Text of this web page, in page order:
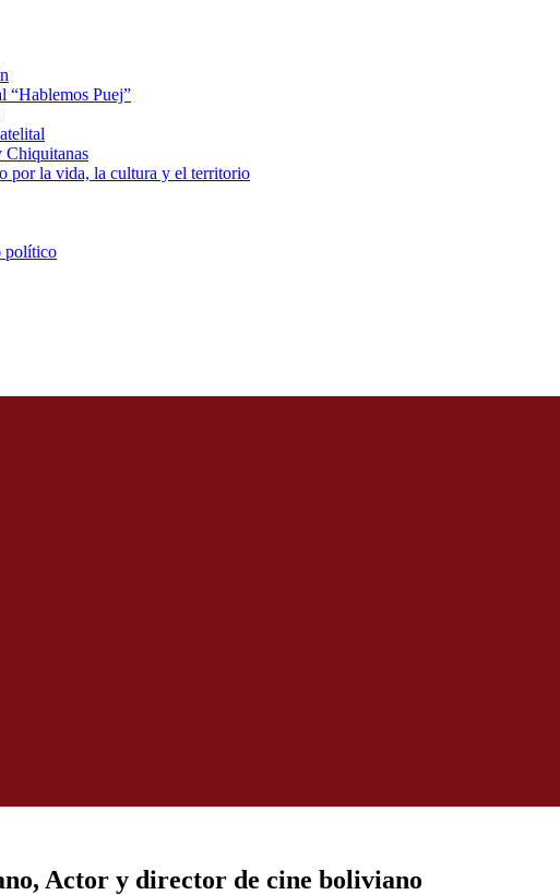
“Hablemos Puej”
Chiquitanas
por la vida, la cultura y el territorio
político
Actor y director de cine boliviano